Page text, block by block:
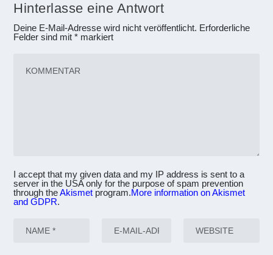
Hinterlasse eine Antwort
Deine E-Mail-Adresse wird nicht veröffentlicht. Erforderliche
Felder sind mit* markiert
I accept that my given data and my IP address is sent to a
server in the USA only for the purpose of spam prevention
through theAkismet program.More information on Akismet
and GDPR.